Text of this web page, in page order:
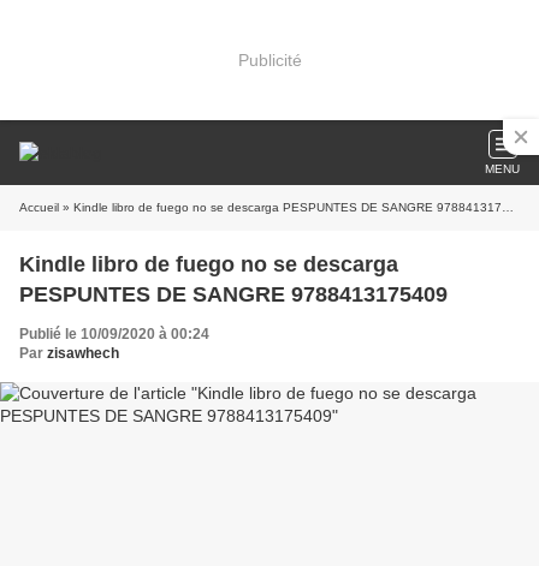
Publicité
MENU
Accueil » Kindle libro de fuego no se descarga PESPUNTES DE SANGRE 9788413175409
Kindle libro de fuego no se descarga
PESPUNTES DE SANGRE 9788413175409
Publié le 10/09/2020 à 00:24
Par zisawhech